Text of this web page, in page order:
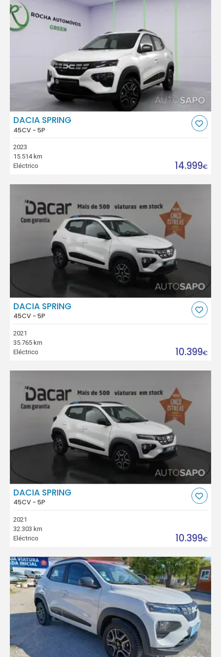
DACIA SPRING
45CV - 5P
2023
15.514 km
Eléctrico
14.999€
DACIA SPRING
45CV - 5P
2021
35.765 km
Eléctrico
10.399€
DACIA SPRING
45CV - 5P
2021
32.303 km
Eléctrico
10.399€